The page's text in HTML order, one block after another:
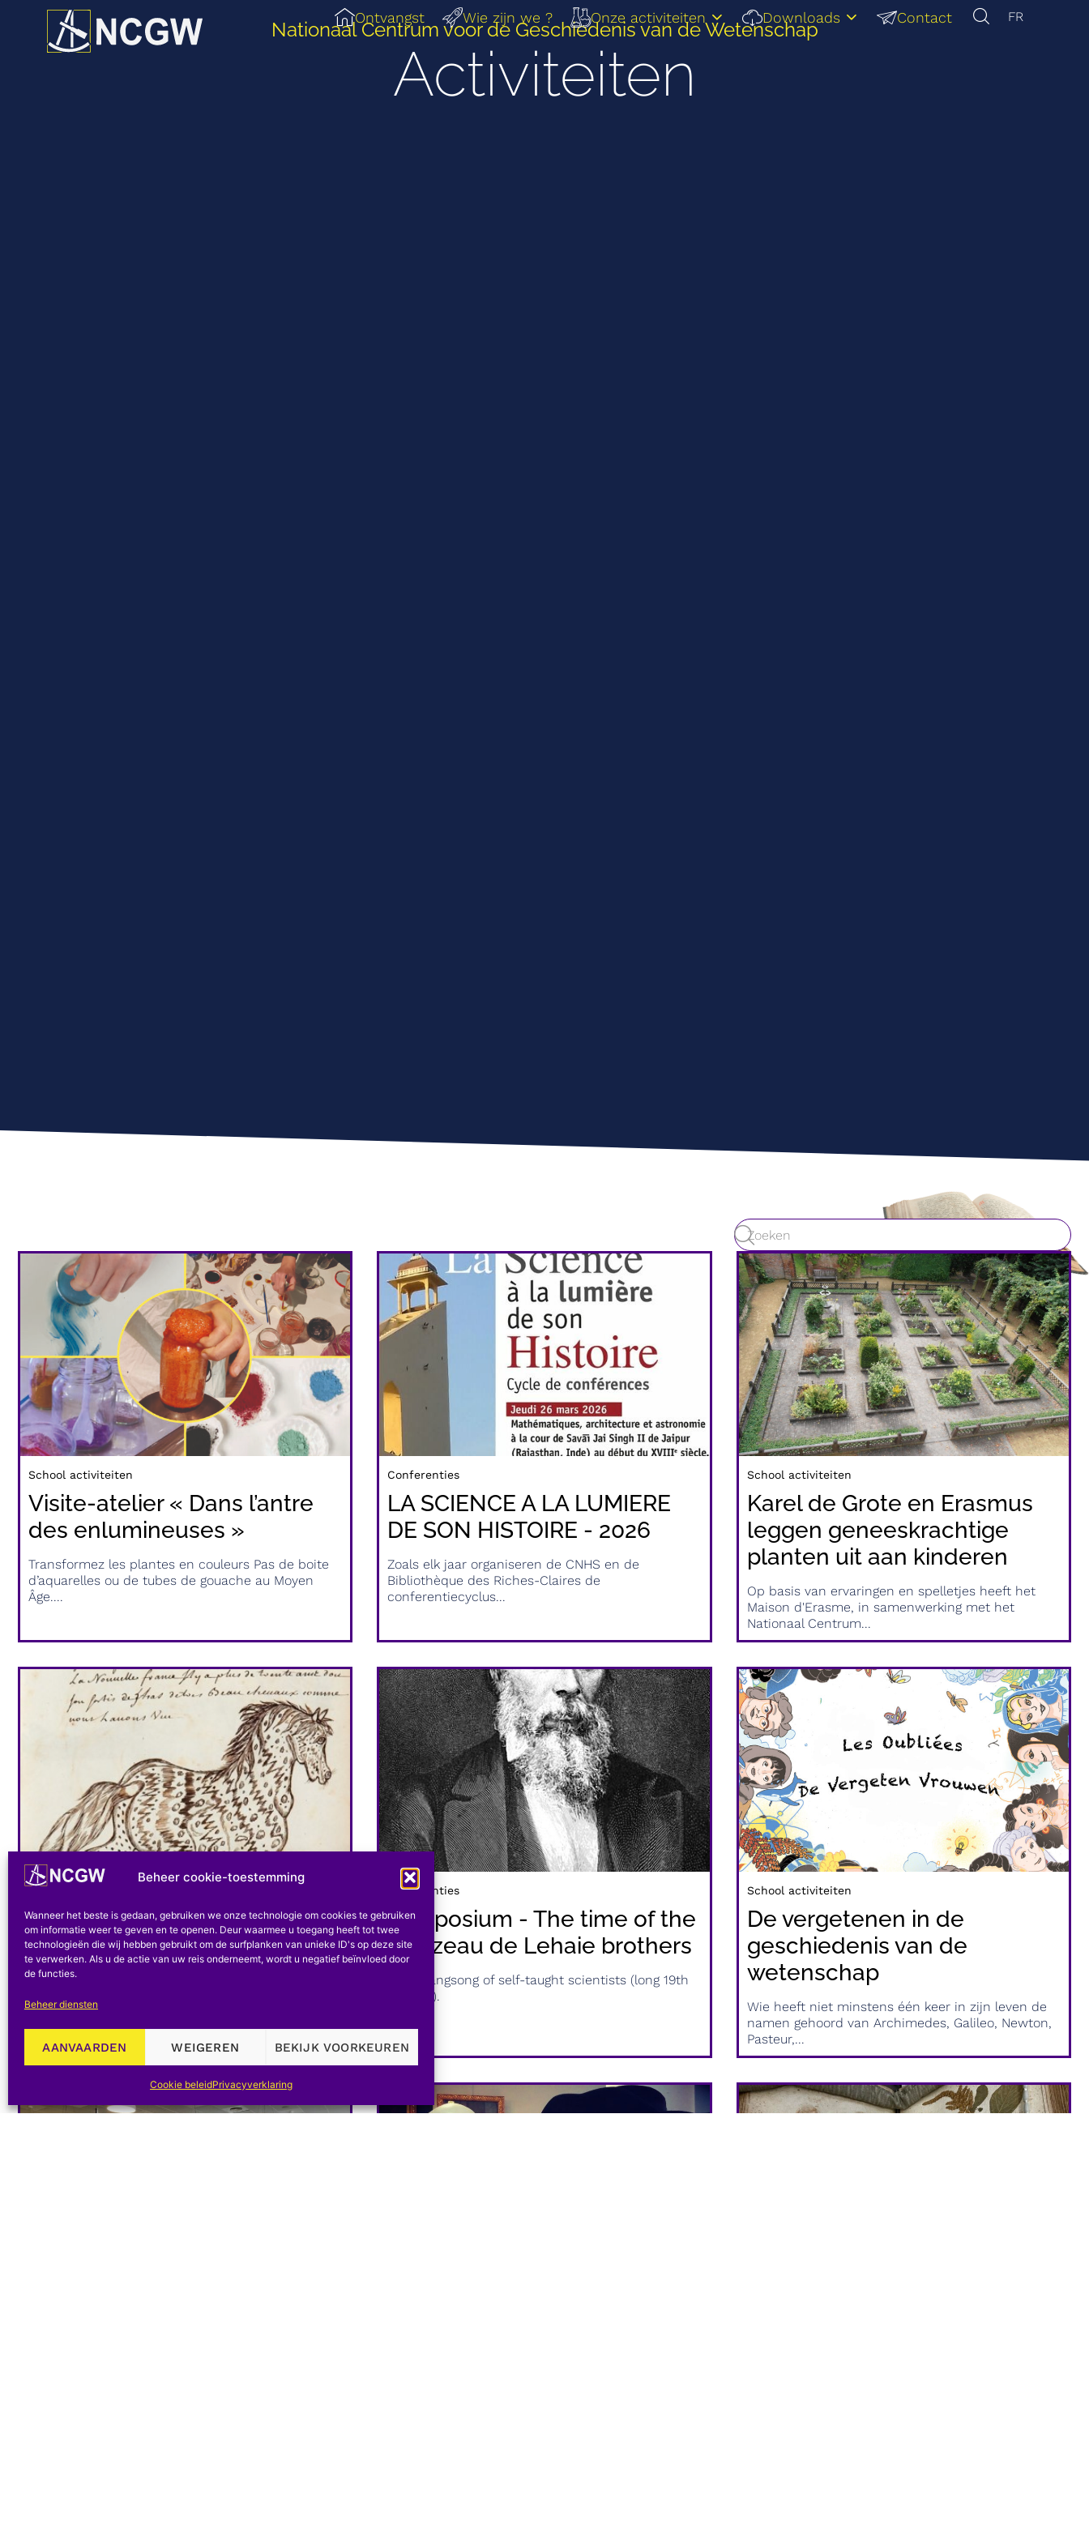
Beheer cookie-toestemming
Wanneer het beste is gedaan, gebruiken we onze technologie om cookies te gebruiken
om informatie weer te geven en te openen. Deur waarmee u toegang heeft tot twee
technologieën die wij hebben gebruikt om de surfplanken van unieke ID's op deze site
te verwerken. Als u de actie van uw reis onderneemt, wordt u negatief beïnvloed door
de functies.
Beheer diensten
AANVAARDEN WEIGEREN BEKIJK VOORKEUREN
Cookie beleidPrivacyverklaring
Ontvangst Wie zijn we ? Onze activiteiten Downloads Contact FR
Nationaal Centrum voor de Geschiedenis van de Wetenschap
Activiteiten
School activiteiten
Visite-atelier « Dans l’antre
des enlumineuses »
Transformez les plantes en couleurs Pas de boite
d’aquarelles ou de tubes de gouache au Moyen
Âge....
Conferenties
LA SCIENCE A LA LUMIERE
DE SON HISTOIRE - 2026
Zoals elk jaar organiseren de CNHS en de
Bibliothèque des Riches-Claires de
conferentiecyclus...
School activiteiten
Karel de Grote en Erasmus
leggen geneeskrachtige
planten uit aan kinderen
Op basis van ervaringen en spelletjes heeft het
Maison d'Erasme, in samenwerking met het
Nationaal Centrum...
Conferenties
WETENSCHAP IN HET LICHT
VAN HAAR GESCHIEDENIS -
2025
Zoals elk jaar organiseren de CNHS en de
Conferenties
Symposium - The time of the
Houzeau de Lehaie brothers
the swangsong of self-taught scientists (long 19th
century).
School activiteiten
De vergetenen in de
geschiedenis van de
wetenschap
Wie heeft niet minstens één keer in zijn leven de
namen gehoord van Archimedes, Galileo, Newton,
Pasteur,...